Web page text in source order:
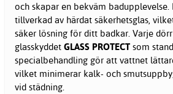
och skapar en bekväm badupplevelse.
tillverkad av härdat säkerhetsglas,
säker lösning för ditt badkar. Varje
glasskyddet GLASS PROTECT som
specialbehandling gör att vattnet
vilket minimerar kalk- och
vid städning.